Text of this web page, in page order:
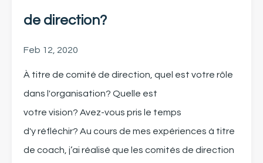
de direction?
Feb 12, 2020
À titre de comité de direction, quel est votre rôle
dans l'organisation? Quelle est
votre vision? Avez-vous pris le temps
d'yréfléchir? Au cours de mes expériences à titre
de coach , j’ai réalisé que les comités de direction